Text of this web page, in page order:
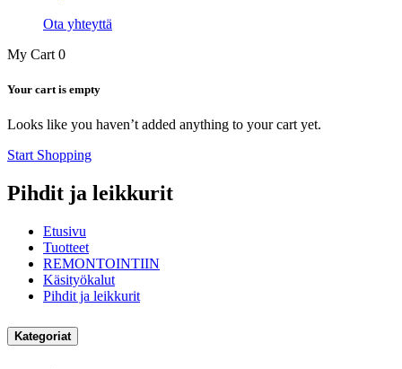
Ota yhteyttä
My Cart 0
Your cart is empty
Looks like you haven’t added anything to your cart yet.
Start Shopping
Pihdit ja leikkurit
Etusivu
Tuotteet
REMONTOINTIIN
Käsityökalut
Pihdit ja leikkurit
Kategoriat